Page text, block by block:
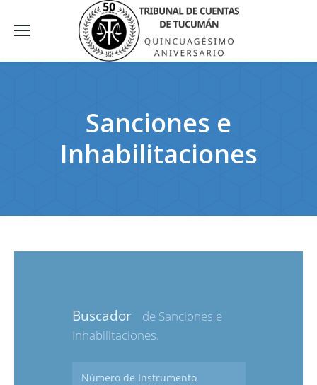
Sanciones e
Inhabilitaciones